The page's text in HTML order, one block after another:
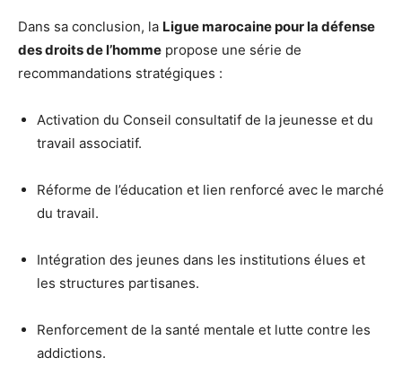
Dans sa conclusion, la Ligue marocaine pour la défense
des droits de l’homme propose une série de
recommandations stratégiques :
Activation du Conseil consultatif de la jeunesse et du
travail associatif.
Réforme de l’éducation et lien renforcé avec le marché
du travail.
Intégration des jeunes dans les institutions élues et
les structures partisanes.
Renforcement de la santé mentale et lutte contre les
addictions.